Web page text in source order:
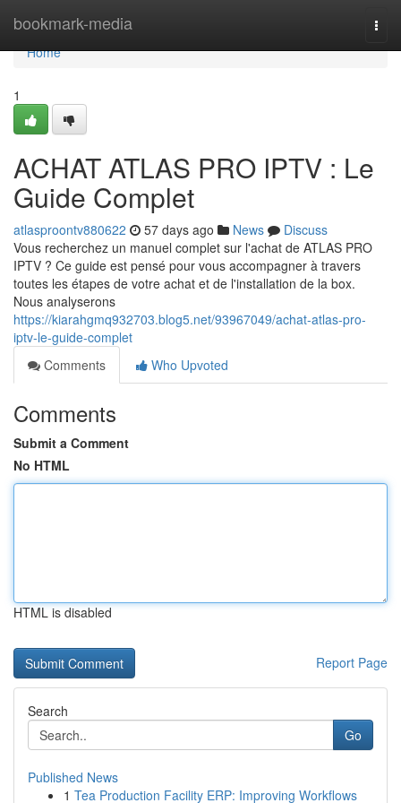
bookmark-media
Home
Home
1
ACHAT ATLAS PRO IPTV : Le
Guide Complet
atlasproontv880622 57 days ago News
Discuss
Vous recherchez un manuel complet sur l'achat de ATLAS PRO
IPTV ? Ce guide est pensé pour vous accompagner à travers
toutes les étapes de votre achat et de l'installation de la box.
Nous analyserons
https://kiarahgmq932703.blog5.net/93967049/achat-atlas-pro-
iptv-le-guide-complet
Comments
Who Upvoted
Comments
Submit a Comment
No HTML
HTML is disabled
Report Page
Search
Go
Published News
1 Tea Production Facility ERP: Improving Workflows